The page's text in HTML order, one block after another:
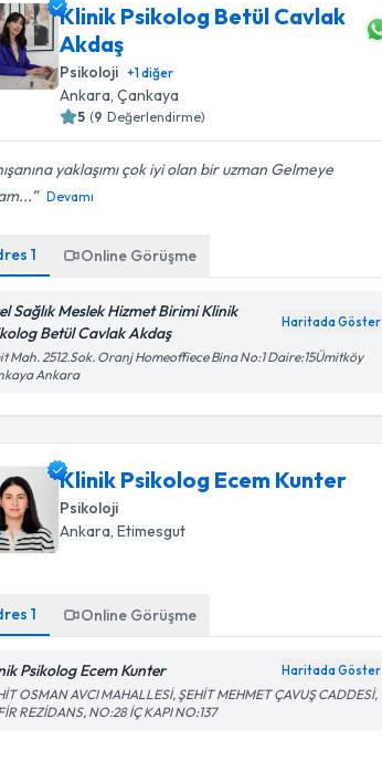
Klinik Psikolog Betül Cavlak
Akdaş
Psikoloji +1diğer
Ankara , Çankaya
5 (9 Değerlendirme)
yaklaşımı çok iyi olan bir uzman Gelmeye
Devamı
1 Online Görüşme
Sağlık Meslek Hizmet Birimi Klinik
Betül Cavlak Akdaş
Haritada Göster
Mah. 2512.Sok. Oranj Homeoffiece Bina No:1 Daire:15Ümitköy
Ankara
Klinik Psikolog Ecem Kunter
Psikoloji
Ankara , Etimesgut
1 Online Görüşme
Psikolog Ecem Kunter Haritada Göster
OSMAN AVCI MAHALLESİ, ŞEHİT MEHMET ÇAVUŞ CADDESİ,
REZİDANS, NO:28 İÇ KAPI NO:137